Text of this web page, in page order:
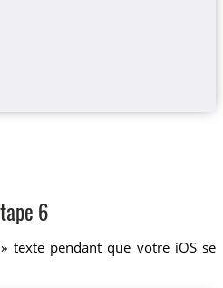
6
texte pendant que votre iOS se